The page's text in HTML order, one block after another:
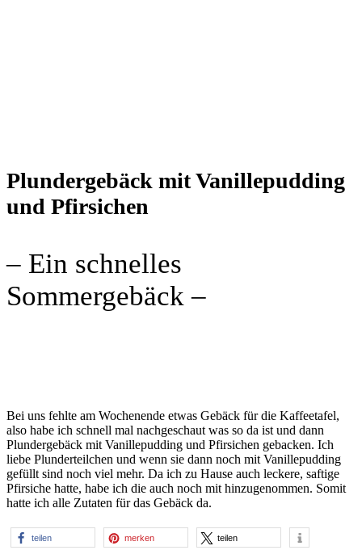
Plundergebäck mit Vanillepudding
und Pfirsichen
– Ein schnelles
Sommergebäck –
Bei uns fehlte am Wochenende etwas Gebäck für die Kaffeetafel,
also habe ich schnell mal nachgeschaut was so da ist und dann
Plundergebäck mit Vanillepudding und Pfirsichen gebacken. Ich
liebe Plunderteilchen und wenn sie dann noch mit Vanillepudding
gefüllt sind noch viel mehr. Da ich zu Hause auch leckere, saftige
Pfirsiche hatte, habe ich die auch noch mit hinzugenommen. Somit
hatte ich alle Zutaten für das Gebäck da.
teilen merken teilen